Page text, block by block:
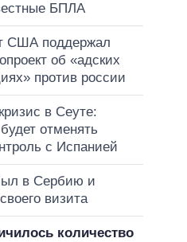
БПЛА
США поддержал
об «адских
против россии
в Сеуте:
отменять
с Испанией
в Сербию и
визита
количество